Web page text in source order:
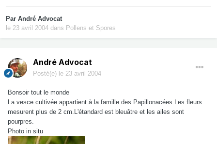
Par André Advocat
le 23 avril 2004 dans Pollens et Spores
André Advocat
Posté(e) le 23 avril 2004
Bonsoir tout le monde
La vesce cultivée appartient à la famille des Papillonacées.Les fleurs
mesurent plus de 2 cm.L'étandard est bleuâtre et les ailes sont
pourpres.
Photo in situ